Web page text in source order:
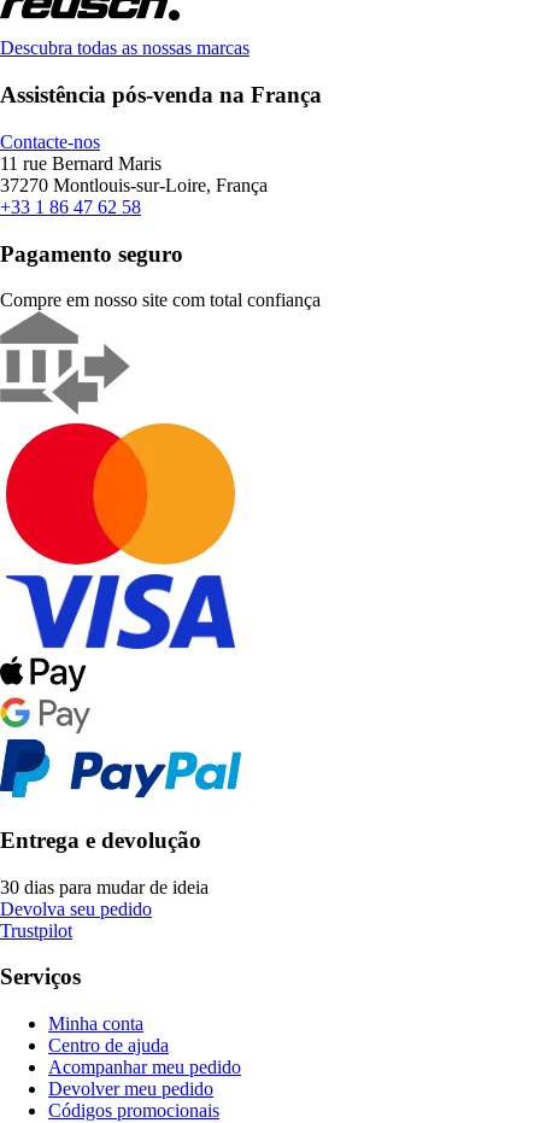
Descubra todas as nossas marcas
Assistência pós-venda na França
Contacte-nos
11 rue Bernard Maris
37270 Montlouis-sur-Loire, França
+33 1 86 47 62 58
Pagamento seguro
Compre em nosso site com total confiança
Entrega e devolução
30 dias para mudar de ideia
Devolva seu pedido
Trustpilot
Serviços
Minha conta
Centro de ajuda
Acompanhar meu pedido
Devolver meu pedido
Códigos promocionais